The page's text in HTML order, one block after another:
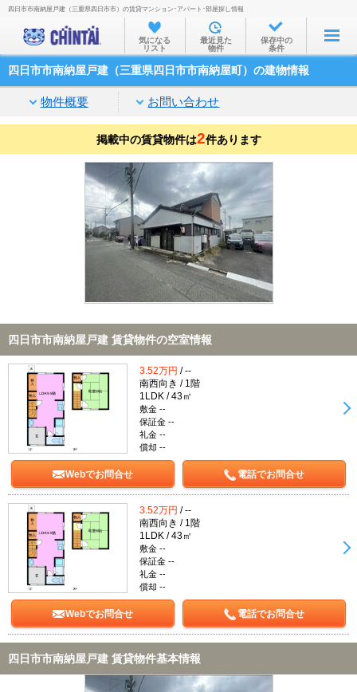
お部屋を探す
沿線・駅から
家賃相場から
通勤通学時間から
物件特集から
不動産会社から
TOP
四日市市南納屋戸建（三重県四日市市）の賃貸マンション･アパート･部屋探し情報
気になる
リスト
最近見た
物件
保存中の
条件
四日市市南納屋戸建（三重県四日市市南納屋町）の建物情報
物件概要 お問い合わせ
掲載中の賃貸物件は2件あります
四日市市南納屋戸建 賃貸物件の空室情報
3.52万円 / --
南西向き / 1階
1LDK / 43㎡
敷金 --
保証金 --
礼金 --
償却 --
Webでお問合せ 電話でお問合せ
3.52万円 / --
南西向き / 1階
1LDK / 43㎡
敷金 --
保証金 --
礼金 --
償却 --
Webでお問合せ 電話でお問合せ
四日市市南納屋戸建 賃貸物件基本情報